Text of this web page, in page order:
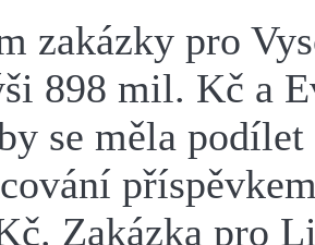
zakázky pro
898 mil. Kč a
se měla
Zakázka pro